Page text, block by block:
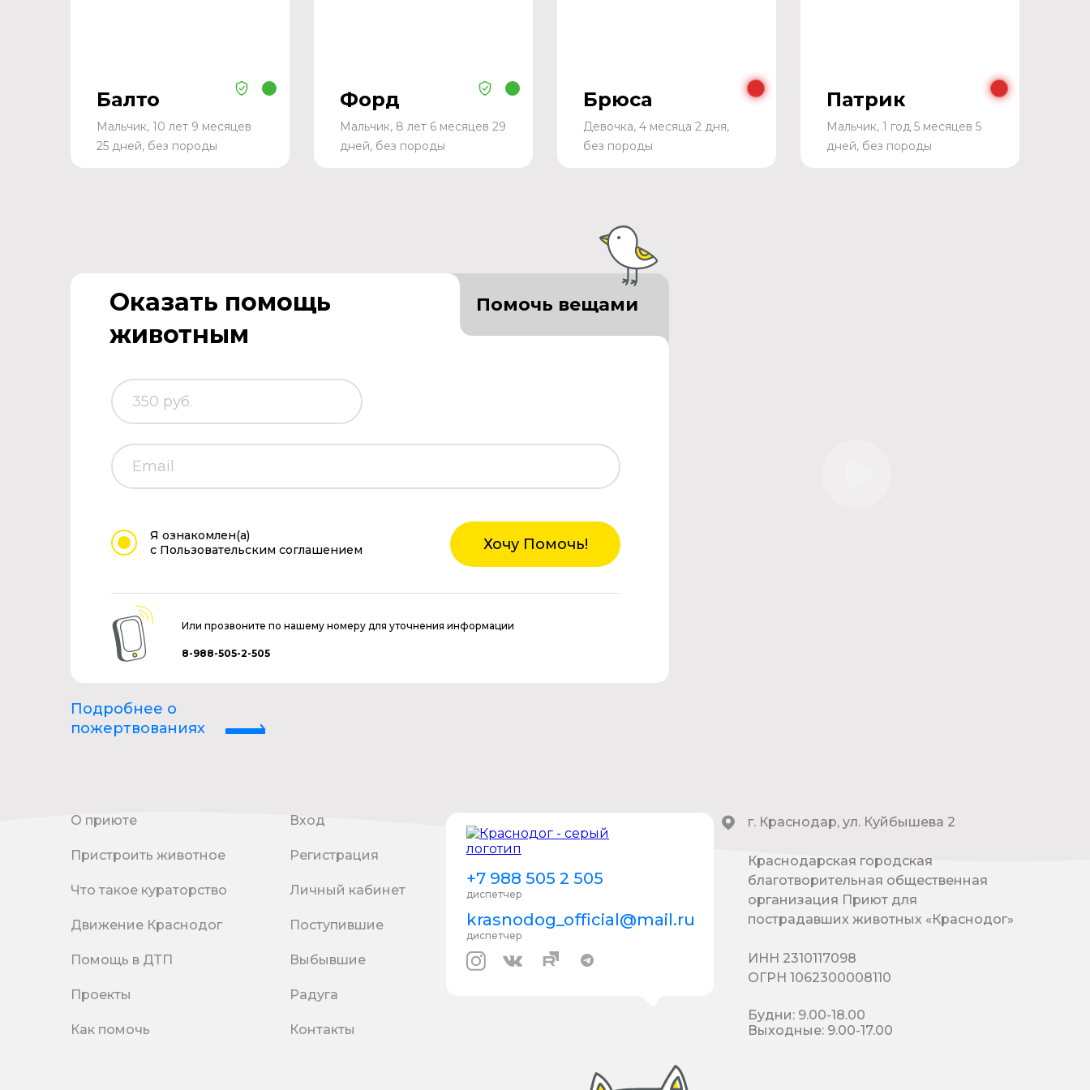
Балто
Мальчик, 10 лет 9 месяцев
25 дней, без породы
Форд
Мальчик, 8 лет 6 месяцев 29
дней, без породы
Брюса
Девочка, 4 месяца 2 дня,
без породы
Патрик
Мальчик, 1 год 5 месяцев 5
дней, без породы
Оказать помощь
животным
Помочь вещами
Я ознакомлен(а)
с Пользовательским соглашением
Хочу Помочь!
Или прозвоните по нашему номеру для уточнения информации
8-988-505-2-505
Подробнее о
пожертвованиях
О приюте
Пристроить животное
Что такое кураторство
Движение Краснодог
Помощь в ДТП
Проекты
Как помочь
Вход
Регистрация
Личный кабинет
Поступившие
Выбывшие
Радуга
Контакты
+7 988 505 2 505
диспетчер
krasnodog_official@mail.ru
диспетчер
г. Краснодар, ул. Куйбышева 2
Краснодарская городская
благотворительная общественная
организация Приют для
пострадавших животных «Краснодог»
ИНН 2310117098
ОГРН 1062300008110
Будни: 9.00-18.00
Выходные: 9.00-17.00